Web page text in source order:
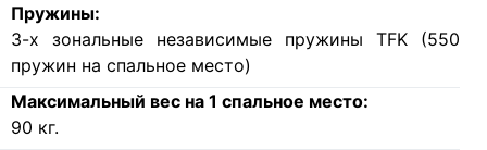
Пружины:
3-х зональные независимые пружины TFK (550
пружин на спальное место)
Максимальный вес на 1 спальное место:
90 кг.